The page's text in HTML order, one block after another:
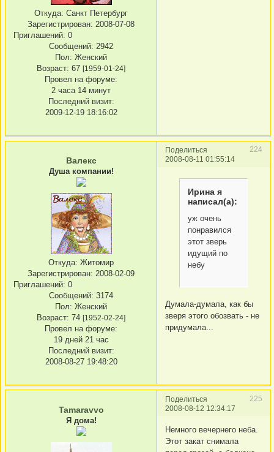
Откуда: Санкт Петербург
Зарегистрирован: 2008-07-08
Приглашений: 0
Сообщений: 2942
Пол: Женский
Возраст: 67 [1959-01-24]
Провел на форуме:
2 часа 14 минут
Последний визит:
2009-12-19 18:16:02
Поделиться
224
2008-08-11 01:55:14
Валекс
Душа компании!
Откуда: Житомир
Зарегистрирован: 2008-02-09
Приглашений: 0
Сообщений: 3174
Пол: Женский
Возраст: 74 [1952-02-24]
Провел на форуме:
19 дней 21 час
Последний визит:
2008-08-27 19:48:20
Ирина я
написал(а):
уж очень
понравился
этот зверь
идущий по
небу
Думала-думала, как бы
зверя этого обозвать - не
придумала...
Поделиться
225
2008-08-12 12:34:17
Tamaravvo
Я дома!
Немного вечернего неба.
Этот закат снимала